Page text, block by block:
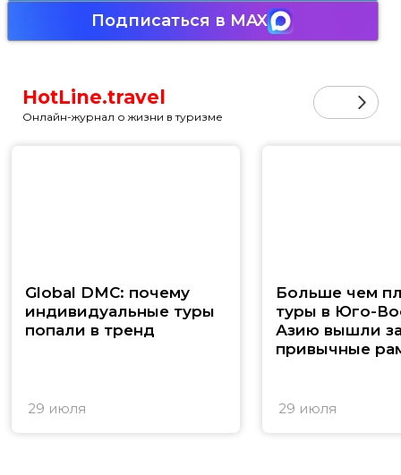
Подписаться в MAX
HotLine.travel
Онлайн-журнал о жизни в туризме
Global DMC: почему
индивидуальные туры
попали в тренд
29 июля
Больше чем
туры в Юго-
Азию вышли
привычные
29 июля